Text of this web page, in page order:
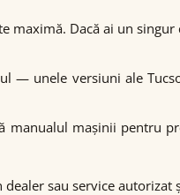
maximă. Dacă ai un singur
— unele versiuni ale
manualul mașinii pentru
sau service autorizat